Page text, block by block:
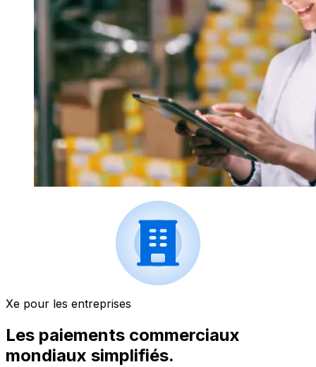
Xe pour les entreprises
Les paiements commerciaux
mondiaux simplifiés.